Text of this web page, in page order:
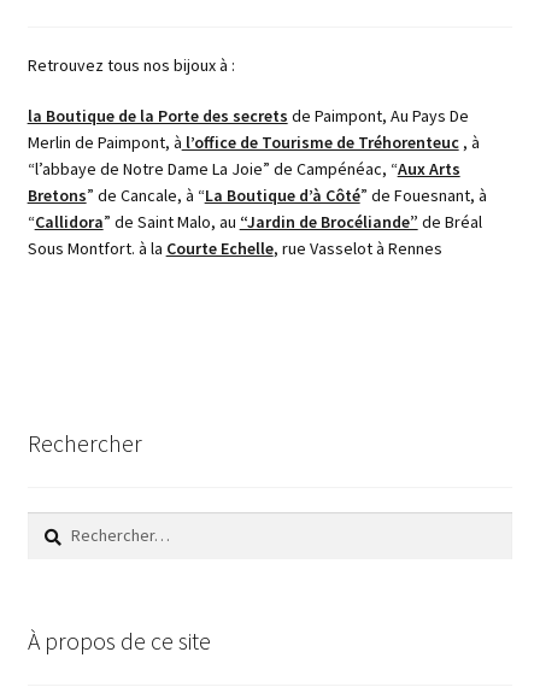
Retrouvez tous nos bijoux à :
la Boutique de la Porte des secrets de Paimpont, Au Pays De
Merlin de Paimpont, à l’office de Tourisme de Tréhorenteuc, à
“l’abbaye de Notre Dame La Joie” de Campénéac, “Aux Arts
Bretons” de Cancale, à “La Boutique d’à Côté” de Fouesnant, à
“Callidora” de Saint Malo, au “Jardin de Brocéliande” de Bréal
Sous Montfort. à la Courte Echelle, rue Vasselot à Rennes
Rechercher
Rechercher :
À propos de ce site